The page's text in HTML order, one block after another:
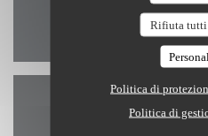
Rifiuta
Politica di
Politica di
* Solo su